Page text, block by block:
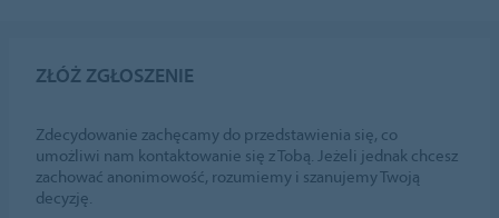
ZŁÓŻ ZGŁOSZENIE
Zdecydowanie zachęcamy do przedstawienia się, co
umożliwi nam kontaktowanie się z Tobą. Jeżeli jednak chcesz
zachować anonimowość, rozumiemy i szanujemy Twoją
decyzję.